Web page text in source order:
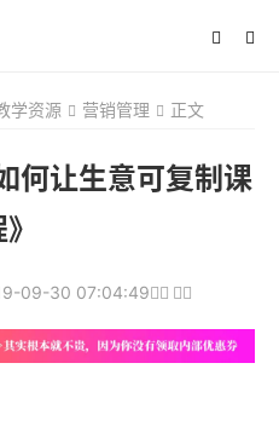
学资源 营销管理 正文
何让生意可复制课
09-30 07:04:49